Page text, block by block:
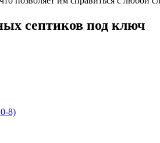
септиков под ключ
8)